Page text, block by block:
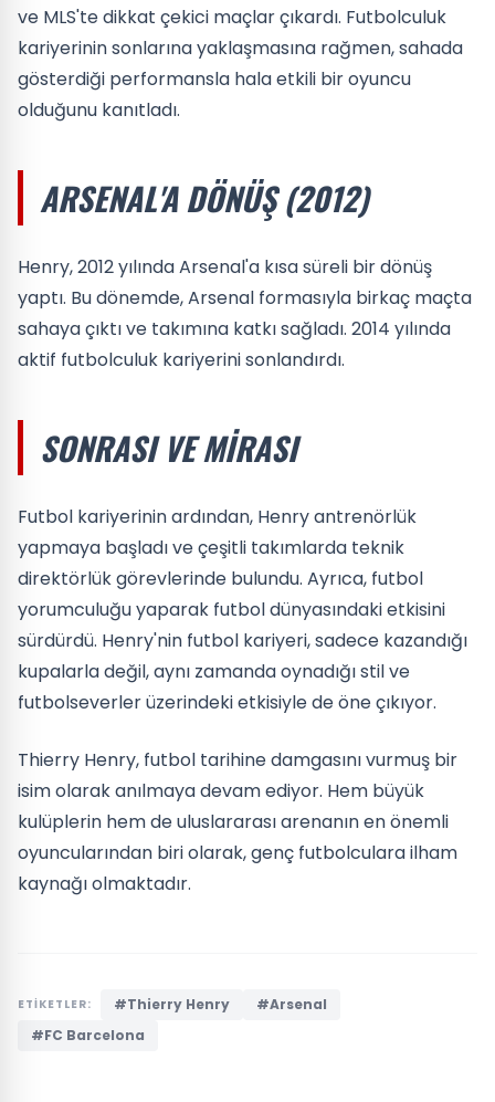
ve MLS'te dikkat çekici maçlar çıkardı. Futbolculuk
kariyerinin sonlarına yaklaşmasına rağmen, sahada
gösterdiği performansla hala etkili bir oyuncu
olduğunu kanıtladı.
ARSENAL'A DÖNÜŞ (2012)
Henry, 2012 yılında Arsenal'a kısa süreli bir dönüş
yaptı. Bu dönemde, Arsenal formasıyla birkaç maçta
sahaya çıktı ve takımına katkı sağladı. 2014 yılında
aktif futbolculuk kariyerini sonlandırdı.
SONRASI VE MIRASI
Futbol kariyerinin ardından, Henry antrenörlük
yapmaya başladı ve çeşitli takımlarda teknik
direktörlük görevlerinde bulundu. Ayrıca, futbol
yorumculuğu yaparak futbol dünyasındaki etkisini
sürdürdü. Henry'nin futbol kariyeri, sadece kazandığı
kupalarla değil, aynı zamanda oynadığı stil ve
futbolseverler üzerindeki etkisiyle de öne çıkıyor.
Thierry Henry, futbol tarihine damgasını vurmuş bir
isim olarak anılmaya devam ediyor. Hem büyük
kulüplerin hem de uluslararası arenanın en önemli
oyuncularından biri olarak, genç futbolculara ilham
kaynağı olmaktadır.
ETİKETLER: #Thierry Henry
#Arsenal
#FC Barcelona